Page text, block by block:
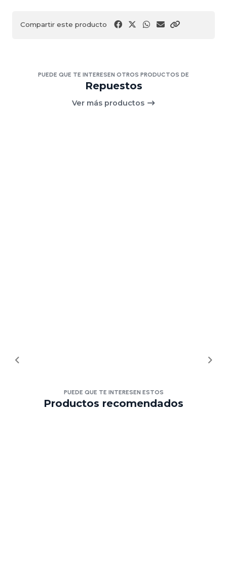
Compartir este producto
PUEDE QUE TE INTERESEN OTROS PRODUCTOS DE
Repuestos
Ver más productos
PUEDE QUE TE INTERESEN ESTOS
Productos recomendados